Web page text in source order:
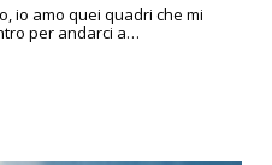
io amo quei quadri che mi
per andarci a…